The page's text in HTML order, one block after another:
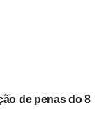
alternativa à
o
viável para
confrontos
pode
de penas do 8